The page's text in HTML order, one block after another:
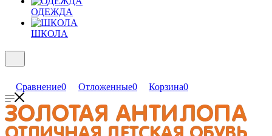
ОДЕЖДА
ШКОЛА
Сравнение0 Отложенные0 Корзина0